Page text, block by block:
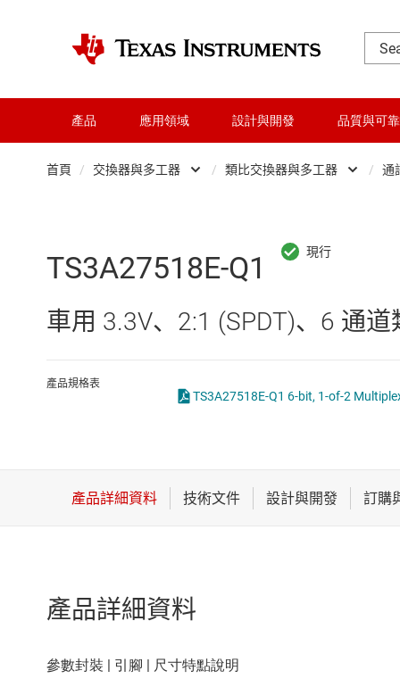
產品 應用領域 設計與開發 品質與可
首頁 / 交換器與多工器
射頻 (RF) 與微波
感測器
/ 類比交換器與多工器
數位多工器與
類比交換器與
/ 通
TS3A27518E-Q1
車用 3.3V、2:1 (SPDT)、6 通
產品規格表
產品詳細資料